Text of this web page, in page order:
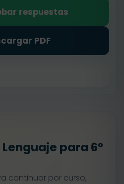
respuestas
PDF
para 6º
continuar por curso,